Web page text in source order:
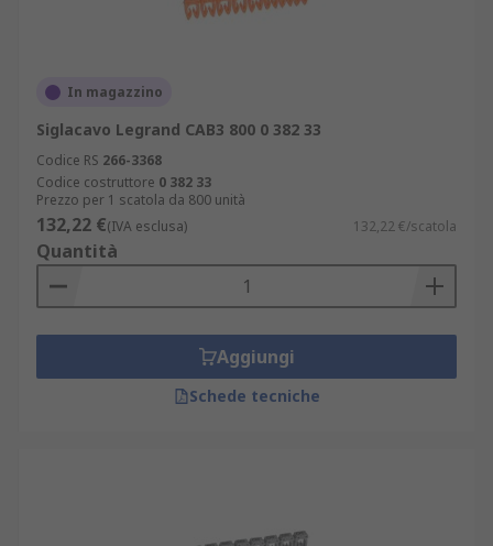
In magazzino
Siglacavo Legrand CAB3 800 0 382 33
Codice RS 266-3368
Codice costruttore 0 382 33
Prezzo per 1 scatola da 800 unità
132,22 €(IVA esclusa) 132,22 €/scatola
Quantità
Aggiungi
Schede tecniche